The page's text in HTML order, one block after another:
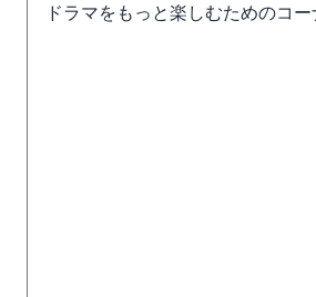
ドラマをもっと楽しむためのコー